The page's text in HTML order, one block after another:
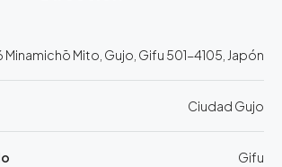
Minamichō Mito, Gujo, Gifu 501-4105, Japón
Ciudad Gujo
Gifu